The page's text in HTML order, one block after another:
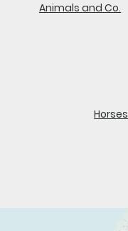
Animals and Co.
Horses